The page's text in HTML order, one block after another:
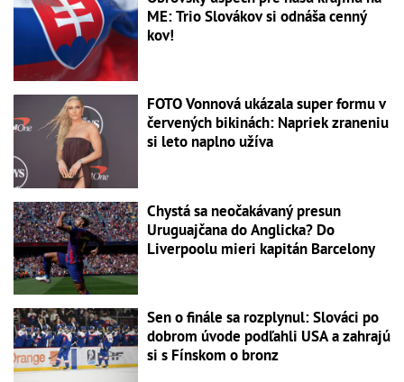
ME: Trio Slovákov si odnáša cenný
kov!
FOTO Vonnová ukázala super formu v
červených bikinách: Napriek zraneniu
si leto naplno užíva
Chystá sa neočakávaný presun
Uruguajčana do Anglicka? Do
Liverpoolu mieri kapitán Barcelony
Sen o finále sa rozplynul: Slováci po
dobrom úvode podľahli USA a zahrajú
si s Fínskom o bronz